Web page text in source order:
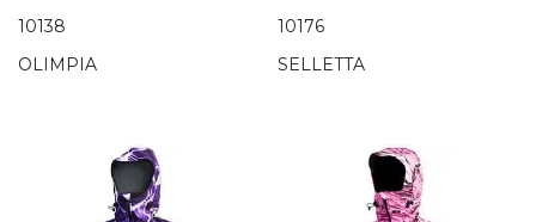
10138
OLIMPIA
10176
SELLETTA